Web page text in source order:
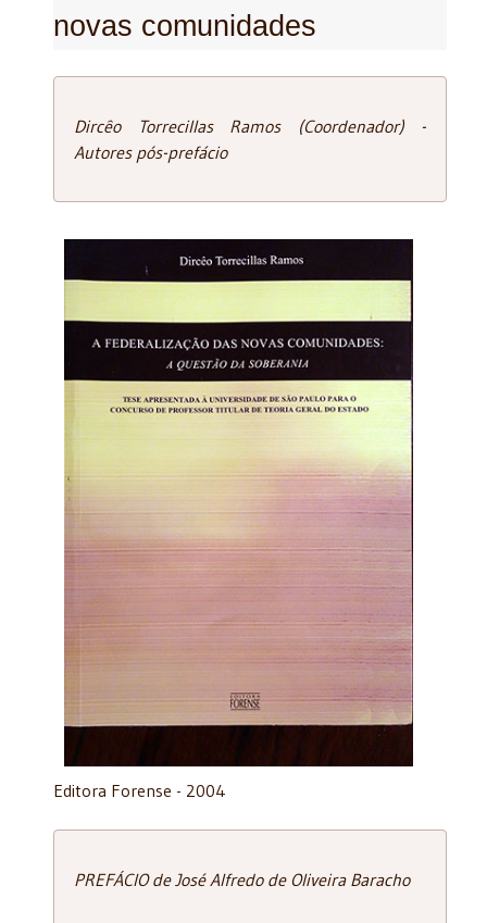
novas comunidades
Dircêo Torrecillas Ramos (Coordenador) -
Autores pós-prefácio
Editora Forense - 2004
PREFÁCIO de José Alfredo de Oliveira Baracho